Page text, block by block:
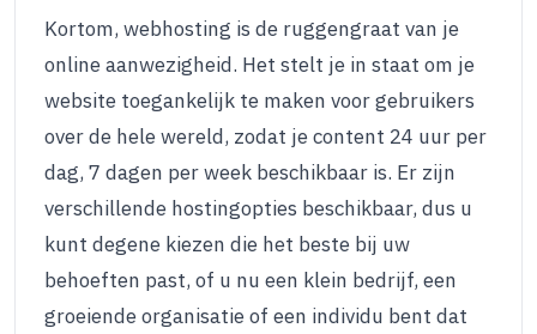
Kortom, webhosting is de ruggengraat van je
online aanwezigheid. Het stelt je in staat om je
website toegankelijk te maken voor gebruikers
over de hele wereld, zodat je content 24 uur per
dag, 7 dagen per week beschikbaar is. Er zijn
verschillende hostingopties beschikbaar, dus u
kunt degene kiezen die het beste bij uw
behoeften past, of u nu een klein bedrijf, een
groeiende organisatie of een individu bent dat